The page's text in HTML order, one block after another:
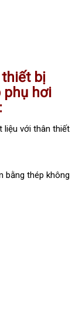
bị
phụ hơi
liệu với thân thiết
bằng thép không